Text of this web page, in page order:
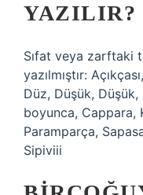
YAZILIR?
Sıfat veya zarftaki
yazılmıştır:
Düz, Düşük,
boyunca, Cappara,
Paramparça,
Sipiviii